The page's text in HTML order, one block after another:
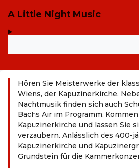
A Little Night Music
Hören Sie Meisterwerke der
Wiens, der Kapuzinerkirche.
Nachtmusik finden sich auch
Bachs Air im Programm.
Kapuzinerkirche und lassen Sie
verzaubern. Anlässlich des 400-
Kapuzinerkirche und
Grundstein für die